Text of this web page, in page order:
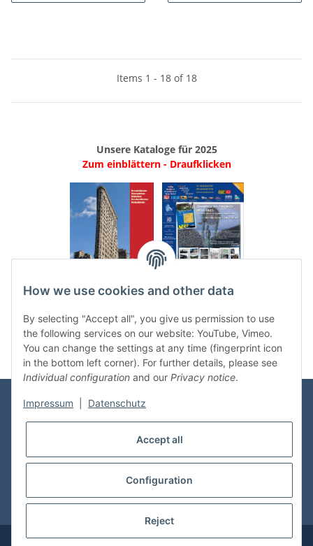
Items 1 - 18 of 18
Unsere Kataloge für 2025
Zum einblättern - Draufklicken
. ..
Categories
Shop Service
* All prices incl. VAT, plusshipping fees
© vdmedien24.de Visitor counter: 10723567
How we use cookies and other data
By selecting "Accept all", you give us permission to use
the following services on our website: YouTube, Vimeo.
You can change the settings at any time (fingerprint icon
in the bottom left corner). For further details, please see
Individual configuration and our Privacy notice.
Impressum Datenschutz
Accept all
Configuration
Reject